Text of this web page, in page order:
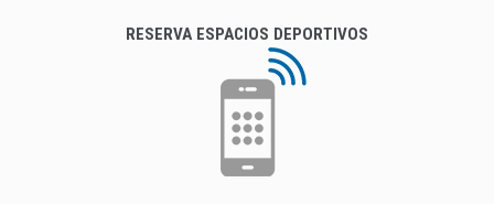
RESERVA ESPACIOS DEPORTIVOS